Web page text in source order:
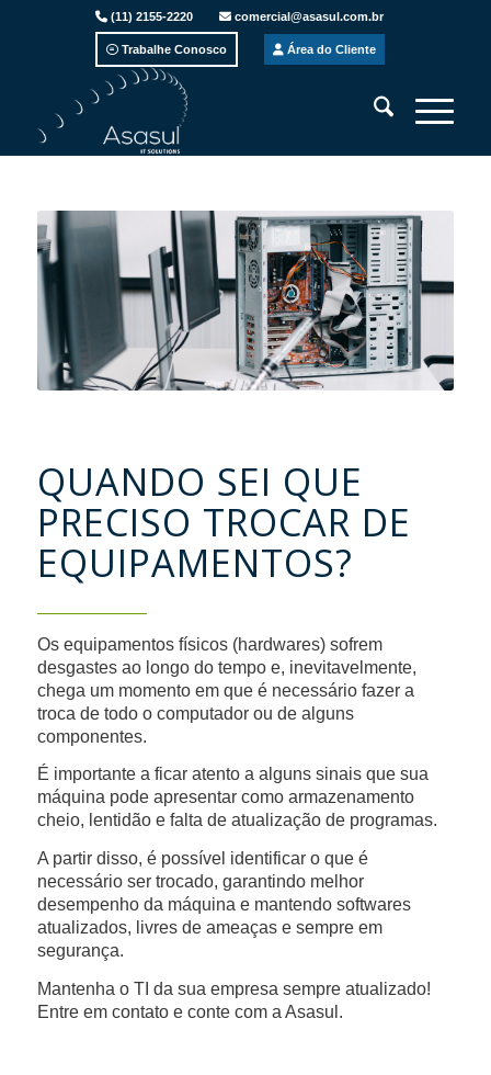
(11) 2155-2220 comercial@asasul.com.br
Trabalhe Conosco Área do Cliente
QUANDO SEI QUE
PRECISO TROCAR DE
EQUIPAMENTOS?
Os equipamentos físicos (hardwares) sofrem
desgastes ao longo do tempo e, inevitavelmente,
chega um momento em que é necessário fazer a
troca de todo o computador ou de alguns
componentes.
É importante a ficar atento a alguns sinais que sua
máquina pode apresentar como armazenamento
cheio, lentidão e falta de atualização de programas.
A partir disso, é possível identificar o que é
necessário ser trocado, garantindo melhor
desempenho da máquina e mantendo softwares
atualizados, livres de ameaças e sempre em
segurança.
Mantenha o TI da sua empresa sempre atualizado!
Entre em contato e conte com a Asasul.